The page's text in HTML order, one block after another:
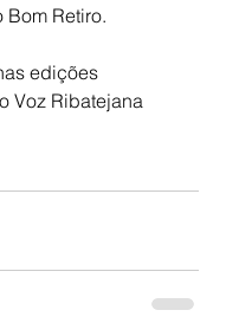
Bom Retiro.
edições
Voz Ribatejana